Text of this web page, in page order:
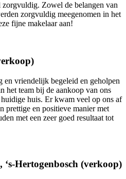
Zowel de belangen van
zorgvuldig meegenomen in het
fijne makelaar aan!
en vriendelijk begeleid en geholpen
het team bij de aankoop van ons
huis. Er kwam veel op ons af
prettige en positieve manier met
met een zeer goed resultaat tot
Hertogenbosch (verkoop)